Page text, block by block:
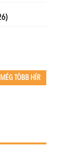
MÉG TÖBB HÍR